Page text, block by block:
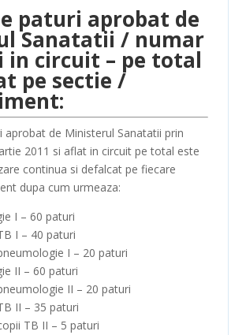
paturi aprobat de
Sanatatii / numar
in circuit – pe total
pe sectie /
aprobat de Ministerul Sanatatii prin
2011 si aflat in circuit pe total este
continua si defalcat pe fiecare
dupa cum urmeaza:
I – 60 paturi
I – 40 paturi
I – 20 paturi
II – 60 paturi
II – 20 paturi
II – 35 paturi
TB II – 5 paturi